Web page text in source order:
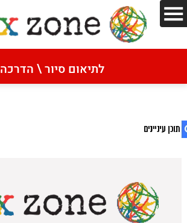
לתיאום סיור \ הדרכה
דף הבית»נאמניבטיחות
נאמניבטיחות